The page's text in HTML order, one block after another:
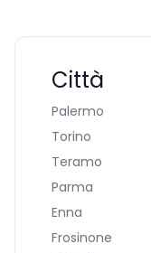
Città
Palermo
Torino
Teramo
Parma
Enna
Frosinone